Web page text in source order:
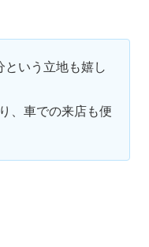
いう立地も嬉し
、車での来店も便